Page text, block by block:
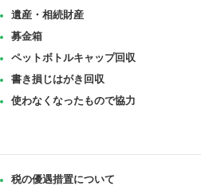
遺産・相続財産
募金箱
ペットボトルキャップ回収
書き損じはがき回収
使わなくなったもので協力
税の優遇措置について